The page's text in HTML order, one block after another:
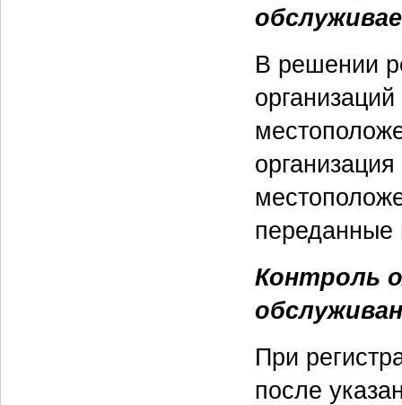
В решении
переданные
Контроль
При
после